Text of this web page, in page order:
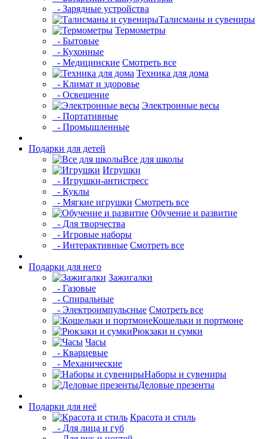
- Зарядные устройства
Талисманы и сувениры
Термометры
- Бытовые
- Кухонные
- Медицинские Смотреть все
Техника для дома
- Климат и здоровье
- Освещение
Электронные весы
- Портативные
- Промышленные
Подарки для детей
Все для школы
Игрушки
- Игрушки-антистресс
- Куклы
- Мягкие игрушки Смотреть все
Обучение и развитие
- Для творчества
- Игровые наборы
- Интерактивные Смотреть все
Подарки для него
Зажигалки
- Газовые
- Спиральные
- Электроимпульсные Смотреть все
Кошельки и портмоне
Рюкзаки и сумки
Часы
- Кварцевые
- Механические
Наборы и сувениры
Деловые презенты
Подарки для неё
Красота и стиль
- Для лица и губ